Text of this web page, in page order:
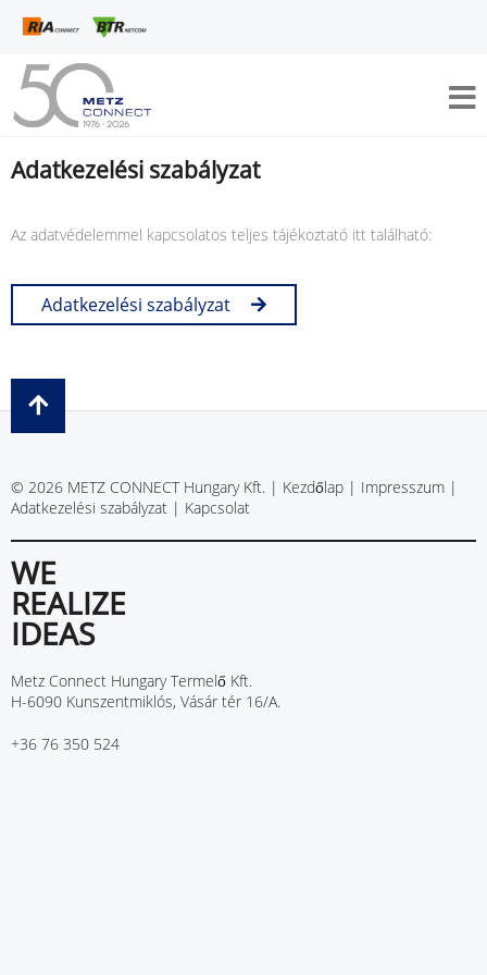
Adatkezelési szabályzat
Az adatvédelemmel kapcsolatos teljes tájékoztató itt található:
Adatkezelési szabályzat
© 2026 METZ CONNECT Hungary Kft. | Kezdőlap | Impresszum |
Adatkezelési szabályzat | Kapcsolat
WE
REALIZE
IDEAS
Metz Connect Hungary Termelő Kft.
H-6090 Kunszentmiklós, Vásár tér 16/A.
+36 76 350 524